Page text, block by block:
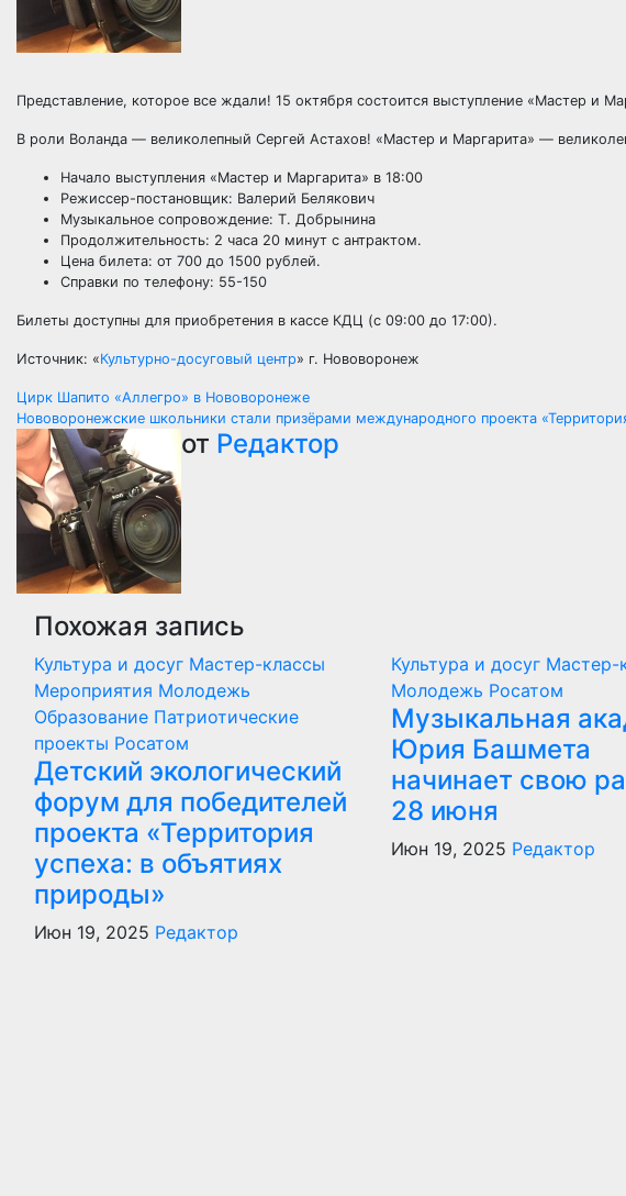
Представление, которое все ждали! 15 октября состоится выступление «Мастер
В роли Воланда — великолепный Сергей Астахов! «Мастер и Маргарита» —
Начало выступления «Мастер и Маргарита» в 18:00
Режиссер-постановщик: Валерий Белякович
Музыкальное сопровождение: Т. Добрынина
Продолжительность: 2 часа 20 минут с антрактом.
Цена билета: от 700 до 1500 рублей.
Справки по телефону: 55-150
Билеты доступны для приобретения в кассе КДЦ (с 09:00 до 17:00).
Источник: «Культурно-досуговый центр» г. Нововоронеж
Навигация
по
записям
Цирк Шапито «Аллегро» в Нововоронеже
Нововоронежские школьники стали призёрами международного проекта
от Редактор
Похожая запись
Культура и досуг Мастер-классы
Мероприятия Молодежь
Образование Патриотические
проекты Росатом
Детский экологический
форум для победителей
проекта «Территория
успеха: в объятиях
природы»
Июн 19, 2025 Редактор
Культура и досуг Мастер-
Молодежь Росатом
Музыкальная
Юрия Башмета
начинает свою
28 июня
Июн 19, 2025 Редактор